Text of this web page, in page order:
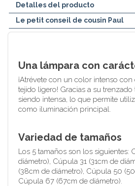
Detalles del producto
Le petit conseil de cousin Paul
Una lámpara con
¡Atrévete con un color intenso
tejido ligero! Gracias a su
siendo intensa, lo que permite
como iluminación principal.
Variedad de tamaños
Los 5 tamaños son los siguientes:
diámetro), Cúpula 31 (31cm de
(38cm de diámetro), Cúpula 50
Cúpula 67 (67cm de diámetro).